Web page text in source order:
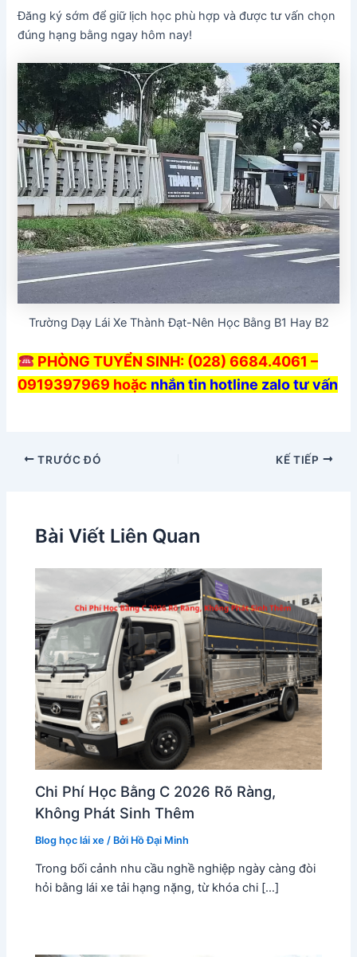
Đăng ký sớm để giữ lịch học phù hợp và được tư vấn chọn
đúng hạng bằng ngay hôm nay!
Trường Dạy Lái Xe Thành Đạt-Nên Học Bằng B1 Hay B2
PHÒNG TUYỂN SINH: (028) 6684.4061 –
0919397969 hoặc nhắn tin hotline zalo tư vấn
TRƯỚC ĐÓ KẾ TIẾP
Bài Viết Liên Quan
Chi Phí Học Bằng C 2026 Rõ Ràng,
Không Phát Sinh Thêm
Blog học lái xe / Bởi Hồ Đại Minh
Trong bối cảnh nhu cầu nghề nghiệp ngày càng đòi
hỏi bằng lái xe tải hạng nặng, từ khóa chi […]